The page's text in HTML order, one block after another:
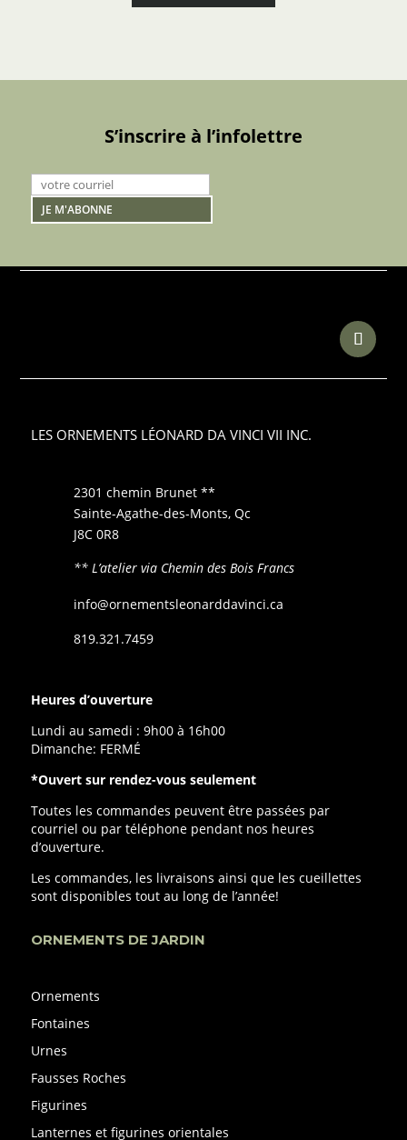
S’inscrire à l’infolettre
LES ORNEMENTS LÉONARD DA VINCI VII INC.
2301 chemin Brunet **
Sainte-Agathe-des-Monts, Qc
J8C 0R8
** L’atelier via Chemin des Bois Francs
info@ornementsleonarddavinci.ca
819.321.7459
Heures d’ouverture
Lundi au samedi : 9h00 à 16h00
Dimanche: FERMÉ
*Ouvert sur rendez-vous seulement
Toutes les commandes peuvent être passées par
courriel ou par téléphone pendant nos heures
d’ouverture.
Les commandes, les livraisons ainsi que les cueillettes
sont disponibles tout au long de l’année!
ORNEMENTS DE JARDIN
Ornements
Fontaines
Urnes
Fausses Roches
Figurines
Lanternes et figurines orientales